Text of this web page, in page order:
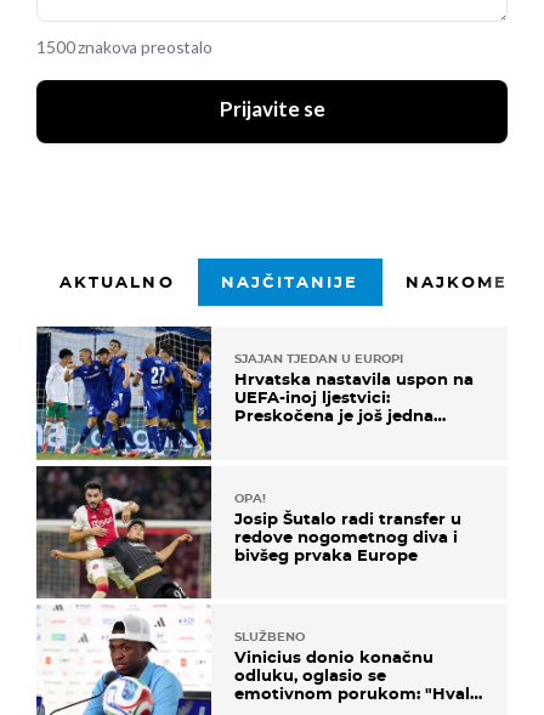
1500 znakova preostalo
Prijavite se
AKTUALNO NAJČITANIJE
SJAJAN TJEDAN U EUROPI
Hrvatska nastavila uspon na
UEFA-inoj ljestvici:
Preskočena je još jedna
OPA!
Josip Šutalo radi transfer u
redove nogometnog diva i
bivšeg prvaka Europe
SLUŽBENO
Vinicius donio konačnu
odluku, oglasio se
emotivnom porukom: "Hvala